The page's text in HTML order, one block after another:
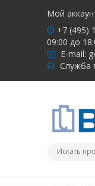
Мой
+7 (495)
09:00 до
E-mail:
Служба